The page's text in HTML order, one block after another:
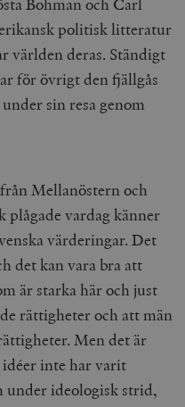
politisk litteratur
världen deras. Ständigt
för övrigt den fjällgås
sin resa genom
Mellanöstern och
vardag känner
värderingar. Det
det kan vara bra att
är starka här och just
rättigheter och att män
Men det är
idéer inte har varit
under ideologisk strid,